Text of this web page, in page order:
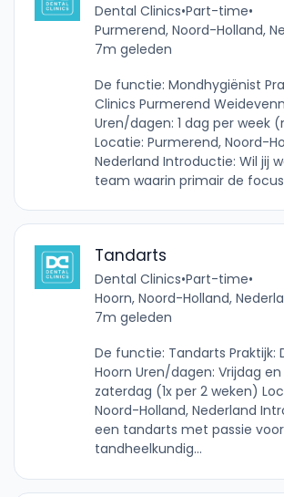
Dental Clinics•Part-time•
Purmerend, Noord-Holland,
7m geleden
De functie: Mondhygiënist
Clinics Purmerend
Uren/dagen: 1 dag per week
Locatie: Purmerend, Noord-
Nederland Introductie: Wil jij
team waarin primair de focus
Tandarts
Dental Clinics•Part-time•
Hoorn, Noord-Holland,
7m geleden
De functie: Tandarts Praktijk:
Hoorn Uren/dagen: Vrijdag
zaterdag (1x per 2 weken)
Noord-Holland, Nederland
een tandarts met passie
tandheelkundig...